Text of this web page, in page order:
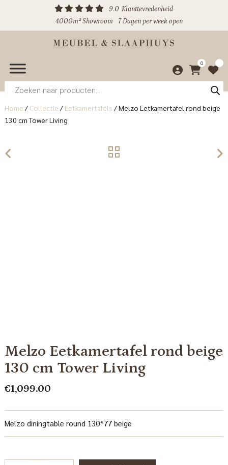
9.0 Klanttevredenheid
4000m² Showroom
7 Dagen per week open
0
Producten
zoeken
Home / Collectie / Eetkamertafels /Melzo Eetkamertafel rond beige
130 cm Tower Living
Melzo Eetkamertafel rond beige
130 cm Tower Living
€1,099.00
Melzo diningtable round 130*77 beige